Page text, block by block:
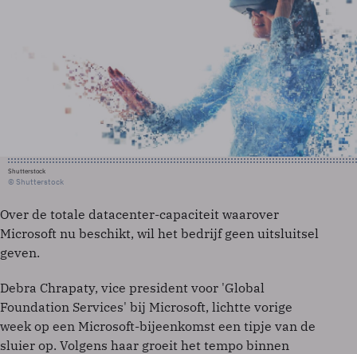
Shutterstock
© Shutterstock
Over de totale datacenter-capaciteit waarover
Microsoft nu beschikt, wil het bedrijf geen uitsluitsel
geven.
Debra Chrapaty, vice president voor 'Global
Foundation Services' bij Microsoft, lichtte vorige
week op een Microsoft-bijeenkomst een tipje van de
sluier op. Volgens haar groeit het tempo binnen